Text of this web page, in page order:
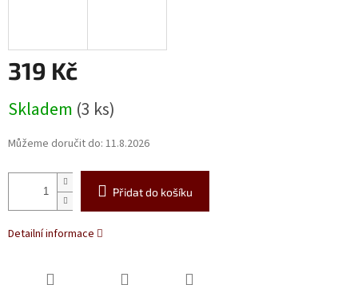
319 Kč
cena:
Skladem (3 ks)
Můžeme doručit do: 11.8.2026
Přidat do košíku
Detailní informace